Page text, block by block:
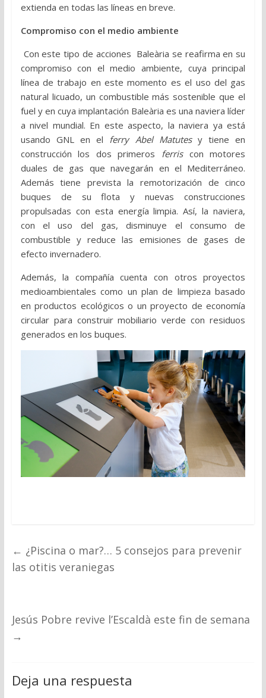
extienda en todas las líneas en breve.
Compromiso con el medio ambiente
Con este tipo de acciones Baleària se reafirma en su
compromiso con el medio ambiente, cuya principal
línea de trabajo en este momento es el uso del gas
natural licuado, un combustible más sostenible que el
fuel y en cuya implantación Baleària es una naviera líder
a nivel mundial. En este aspecto, la naviera ya está
usando GNL en el ferry Abel Matutesy tiene en
construcción los dos primeros ferriscon motores
duales de gas que navegarán en el Mediterráneo.
Además tiene prevista la remotorización de cinco
buques de su flota y nuevas construcciones
propulsadas con esta energía limpia. Así, la naviera,
con el uso del gas, disminuye el consumo de
combustible y reduce las emisiones de gases de
efecto invernadero.
Además, la compañía cuenta con otros proyectos
medioambientales como un plan de limpieza basado
en productos ecológicos o un proyecto de economía
circular para construir mobiliario verde con residuos
generados en los buques.
← ¿Piscina o mar?… 5 consejos para prevenir
las otitis veraniegas
Jesús Pobre revive l’Escaldà este fin de semana
→
Deja una respuesta